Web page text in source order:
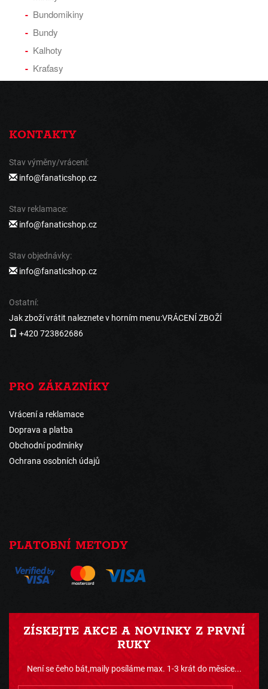
Bundomikiny
Bundy
Kalhoty
Kraťasy
KONTAKTY
Stav výměny/vrácení:
info@fanaticshop.cz
Stav reklamace:
info@fanaticshop.cz
Stav objednávky:
info@fanaticshop.cz
Ostatní:
Jak zboží vrátit naleznete v horním menu:VRÁCENÍ ZBOŽÍ
+420 723862686
PRO ZÁKAZNÍKY
Vrácení a reklamace
Doprava a platba
Obchodní podmínky
Ochrana osobních údajů
PLATOBNÍ METODY
ZÍSKEJTE AKCE A NOVINKY Z PRVNÍ
RUKY
Není se čeho bát,maily posíláme max. 1-3 krát do měsíce...